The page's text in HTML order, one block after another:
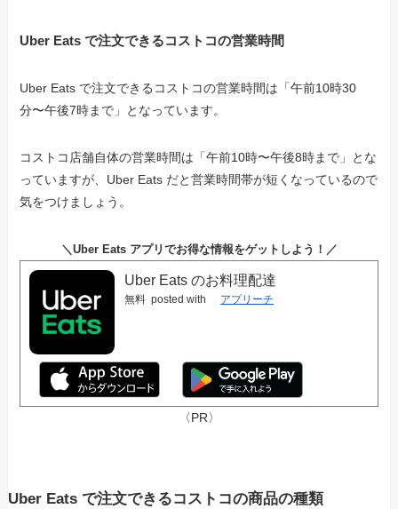
Uber Eats で注文できるコストコの営業時間
Uber Eats で注文できるコストコの営業時間は「午前10時30
分〜午後7時まで」となっています。
コストコ店舗自体の営業時間は「午前10時〜午後8時まで」とな
っていますが、Uber Eats だと営業時間帯が短くなっているので
気をつけましょう。
＼Uber Eats アプリでお得な情報をゲットしよう！／
Uber Eats のお料理配達
無料 posted with アプリーチ
〈PR〉
Uber Eats で注文できるコストコの商品の種類